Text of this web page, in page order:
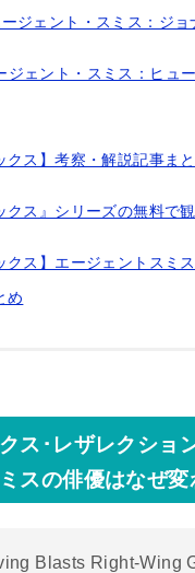
ジェント・スミス：ジョ
ジェント・スミス：ヒュ
クス】考察・解説記事ま
クス』シリーズの無料で
クス】エージェントスミ
め
クス･レザレクショ
スの俳優はなぜ変
Blasts Right-Wing